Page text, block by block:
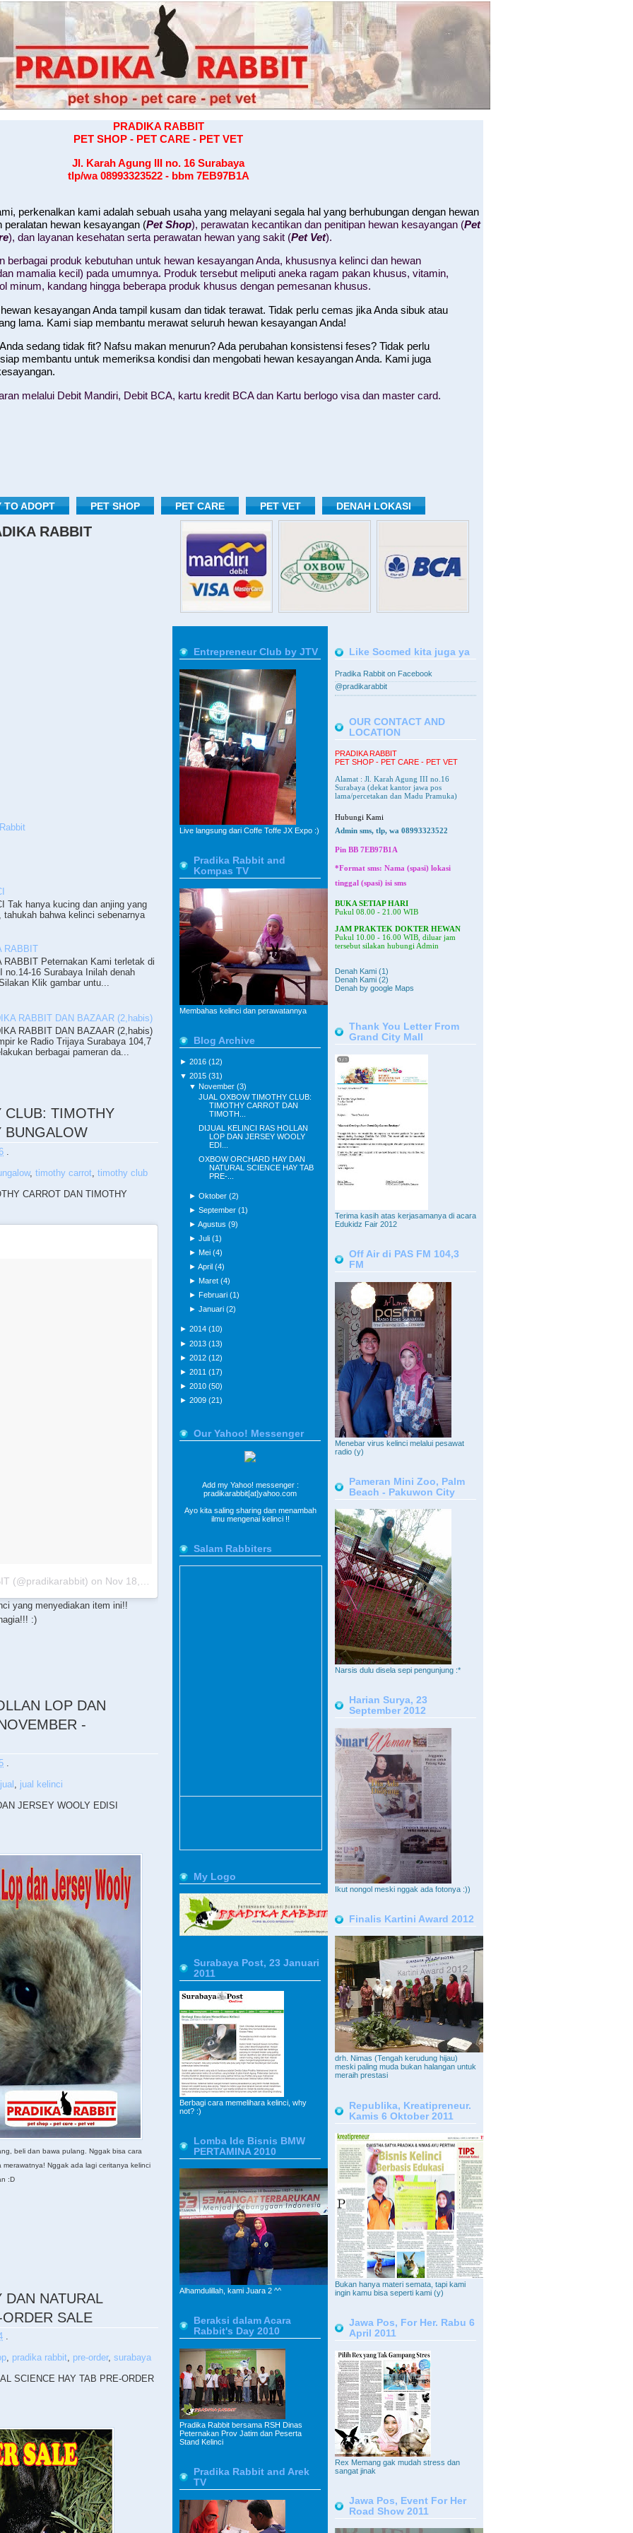
PRADIKA RABBIT
PET SHOP - PET CARE - PET VET
Jl. Karah Agung III no. 16 Surabaya
tlp/wa 08993323522 - bbm 7EB97B1A
perkenalkan kami adalah sebuah usaha yang melayani segala hal yang berhubungan dengan hewan
hewan kesayangan (Pet Shop), perawatan kecantikan dan penitipan hewan kesayangan (Pet
), dan layanan kesehatan serta perawatan hewan yang sakit (Pet Vet).
berbagai produk kebutuhan untuk hewan kesayangan Anda, khususnya kelinci dan hewan
mamalia kecil) pada umumnya. Produk tersebut meliputi aneka ragam pakan khusus, vitamin,
minum, kandang hingga beberapa produk khusus dengan pemesanan khusus.
kesayangan Anda tampil kusam dan tidak terawat. Tidak perlu cemas jika Anda sibuk atau
lama. Kami siap membantu merawat seluruh hewan kesayangan Anda!
sedang tidak fit? Nafsu makan menurun? Ada perubahan konsistensi feses? Tidak perlu
membantu untuk memeriksa kondisi dan mengobati hewan kesayangan Anda. Kami juga
melalui Debit Mandiri, Debit BCA, kartu kredit BCA dan Kartu berlogo visa dan master card.
TO ADOPT PET SHOP PET CARE PET VET DENAH LOKASI
RABBIT
Tak hanya kucing dan anjing yang
bahwa kelinci sebenarnya
RABBIT
RABBIT Peternakan Kami terletak di
no.14-16 Surabaya Inilah denah
Klik gambar untu...
RABBIT DAN BAZAAR (2,habis)
RABBIT DAN BAZAAR (2,habis)
ke Radio Trijaya Surabaya 104,7
berbagai pameran da...
CLUB: TIMOTHY
BUNGALOW
, timothy carrot timothy club
CARROT DAN TIMOTHY
(@pradikarabbit) on Nov 18, 2015 at 4:41pm PST
yang menyediakan item ini!!
:)
LOP DAN
-
jual jual kelinci
JERSEY WOOLY EDISI
beli dan bawa pulang. Nggak bisa cara
Nggak ada lagi ceritanya kelinci
:D
DAN NATURAL
SALE
.
, pradika rabbit, pre-order, surabaya
SCIENCE HAY TAB PRE-ORDER
Like Socmed kita juga ya
Pradika Rabbit on Facebook
@pradikarabbit
OUR CONTACT AND
LOCATION
PRADIKA RABBIT
PET SHOP - PET CARE - PET VET
Alamat : Jl. Karah Agung III no.16
Surabaya (dekat kantor jawa pos
lama/percetakan dan Madu Pramuka)
Hubungi Kami
Admin sms, tlp, wa 08993323522
Pin BB 7EB97B1A
*Format sms: Nama (spasi) lokasi
tinggal (spasi) isi sms
BUKA SETIAP HARI
Pukul 08.00 - 21.00 WIB
JAM PRAKTEK DOKTER HEWAN
Pukul 10.00 - 16.00 WIB, diluar jam
tersebut silakan hubungi Admin
Denah Kami (1)
Denah Kami (2)
Denah by google Maps
Thank You Letter From
Grand City Mall
Terima kasih atas kerjasamanya di acara
Edukidz Fair 2012
Off Air di PAS FM 104,3
FM
Menebar virus kelinci melalui pesawat
radio (y)
Pameran Mini Zoo, Palm
Beach - Pakuwon City
Narsis dulu disela sepi pengunjung :*
Harian Surya, 23
September 2012
Ikut nongol meski nggak ada fotonya :))
Finalis Kartini Award 2012
drh. Nimas (Tengah kerudung hijau)
meski paling muda bukan halangan untuk
meraih prestasi
Republika, Kreatipreneur.
Kamis 6 Oktober 2011
Bukan hanya materi semata, tapi kami
ingin kamu bisa seperti kami (y)
Jawa Pos, For Her. Rabu 6
April 2011
Rex Memang gak mudah stress dan
sangat jinak
Jawa Pos, Event For Her
Road Show 2011
Entrepreneur Club by JTV
Live langsung dari Coffe Toffe JX Expo :)
Pradika Rabbit and
Kompas TV
Membahas kelinci dan perawatannya
Blog Archive
► 2016 (12)
▼ 2015 (31)
▼ November (3)
JUAL OXBOW TIMOTHY CLUB:
TIMOTHY CARROT DAN
TIMOTH...
DIJUAL KELINCI RAS HOLLAN
LOP DAN JERSEY WOOLY
EDI...
OXBOW ORCHARD HAY DAN
NATURAL SCIENCE HAY TAB
PRE-...
► Oktober (2)
► September (1)
► Agustus (9)
► Juli (1)
► Mei (4)
► April (4)
► Maret (4)
► Februari (1)
► Januari (2)
► 2014 (10)
► 2013 (13)
► 2012 (12)
► 2011 (17)
► 2010 (50)
► 2009 (21)
Our Yahoo! Messenger
Add my Yahoo! messenger :
pradikarabbit[at]yahoo.com
Ayo kita saling sharing dan menambah
ilmu mengenai kelinci !!
Salam Rabbiters
My Logo
Surabaya Post, 23 Januari
2011
Berbagi cara memelihara kelinci, why
not? :)
Lomba Ide Bisnis BMW
PERTAMINA 2010
Alhamdulillah, kami Juara 2 ^^
Beraksi dalam Acara
Rabbit's Day 2010
Pradika Rabbit bersama RSH Dinas
Peternakan Prov Jatim dan Peserta
Stand Kelinci
Pradika Rabbit and Arek
TV